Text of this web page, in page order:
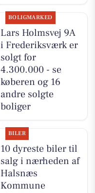
BOLIGMARKED
Lars Holmsvej 9A
i Frederiksværk er
solgt for
4.300.000 - se
køberen og 16
andre solgte
boliger
BILER
10 dyreste biler til
salg i nærheden af
Halsnæs
Kommune